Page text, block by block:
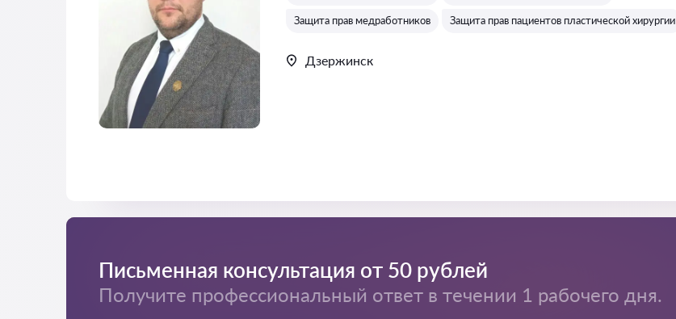
Защита прав медработников Защита прав пациентов пластической хирургии
Дзержинск
Письменная консультация от 50 рублей
Получите профессиональный ответ в течении 1 рабочего дня.